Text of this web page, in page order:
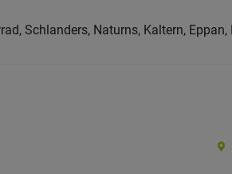
Schlanders, Naturns, Kaltern, Eppan,